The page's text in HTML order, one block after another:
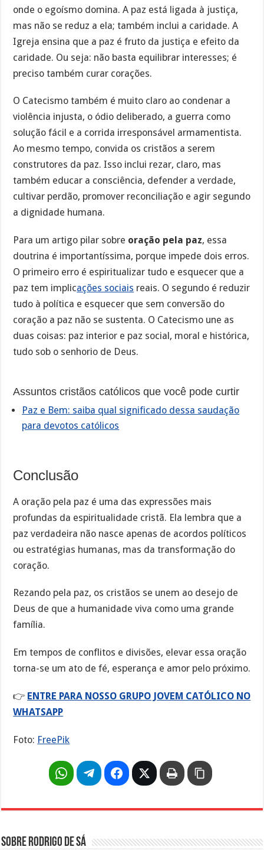
onde o egoísmo domina. A paz está ligada à justiça,
mas não se reduz a ela; também inclui a caridade. A
Igreja ensina que a paz é fruto da justiça e efeito da
caridade. Ou seja: não basta equilibrar interesses; é
preciso também curar corações.
O Catecismo também é muito claro ao condenar a
violência injusta, o ódio deliberado, a guerra como
solução fácil e a corrida irresponsável armamentista.
Ao mesmo tempo, convida os cristãos a serem
construtores da paz. Isso inclui rezar, claro, mas
também educar a consciência, defender a verdade,
cultivar perdão, promover reconciliação e agir segundo
a dignidade humana.
Para um artigo pilar sobre oração pela paz, essa
doutrina é importantíssima, porque impede dois erros.
O primeiro erro é espiritualizar tudo e esquecer que a
paz tem implicações sociais reais. O segundo é reduzir
tudo à política e esquecer que sem conversão do
coração a paz não se sustenta. O Catecismo une as
duas coisas: paz interior e paz social, moral e histórica,
tudo sob o senhorio de Deus.
Assuntos cristãos católicos que você pode curtir
Paz e Bem: saiba qual significado dessa saudação
para devotos católicos
Conclusão
A oração pela paz é uma das expressões mais
profundas da espiritualidade cristã. Ela lembra que a
paz verdadeira não nasce apenas de acordos políticos
ou estratégias humanas, mas da transformação do
coração.
Rezando pela paz, os cristãos se unem ao desejo de
Deus de que a humanidade viva como uma grande
família.
Em tempos de conflitos e divisões, elevar essa oração
torna-se um ato de fé, esperança e amor pelo próximo.
👉 ENTRE PARA NOSSO GRUPO JOVEM CATÓLICO NO
WHATSAPP
Foto: FreePik
Sobre Rodrigo de Sá